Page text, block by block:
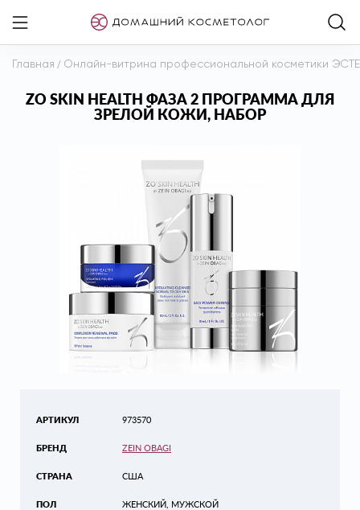
Главная / Онлайн-витрина профессиональной косметики
ZO SKIN HEALTH ФАЗА 2 ПРОГРАММА ДЛЯ
ЗРЕЛОЙ КОЖИ, НАБОР
АРТИКУЛ
БРЕНД
СТРАНА
ПОЛ
973570
ZEIN OBAGI
США
ЖЕНСКИЙ, МУЖСКОЙ